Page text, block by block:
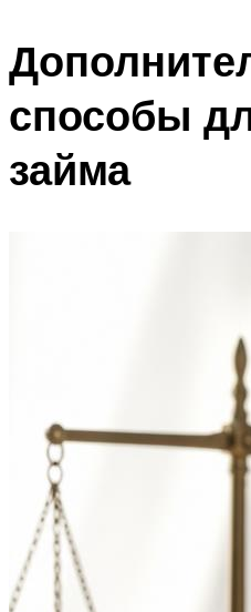
способы
займа